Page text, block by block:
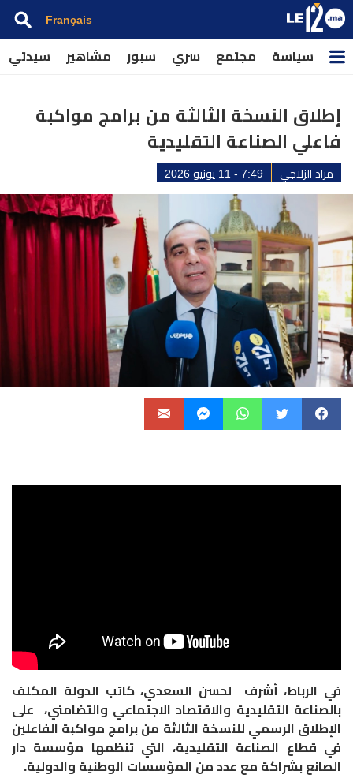
Français
سياسة مجتمع سري سبور مشاهير سيدتي
إطلاق النسخة الثالثة من برامج مواكبة
فاعلي الصناعة التقليدية
مراد الزلاجي 7:49 - 11 يونيو 2026
في الرباط، أشرف لحسن السعدي، كاتب الدولة المكلف
بالصناعة التقليدية والاقتصاد الاجتماعي والتضامني، على
الإطلاق الرسمي للنسخة الثالثة من برامج مواكبة الفاعلين
في قطاع الصناعة التقليدية، التي تنظمها مؤسسة دار
الصانع بشراكة مع عدد من المؤسسات الوطنية والدولية.